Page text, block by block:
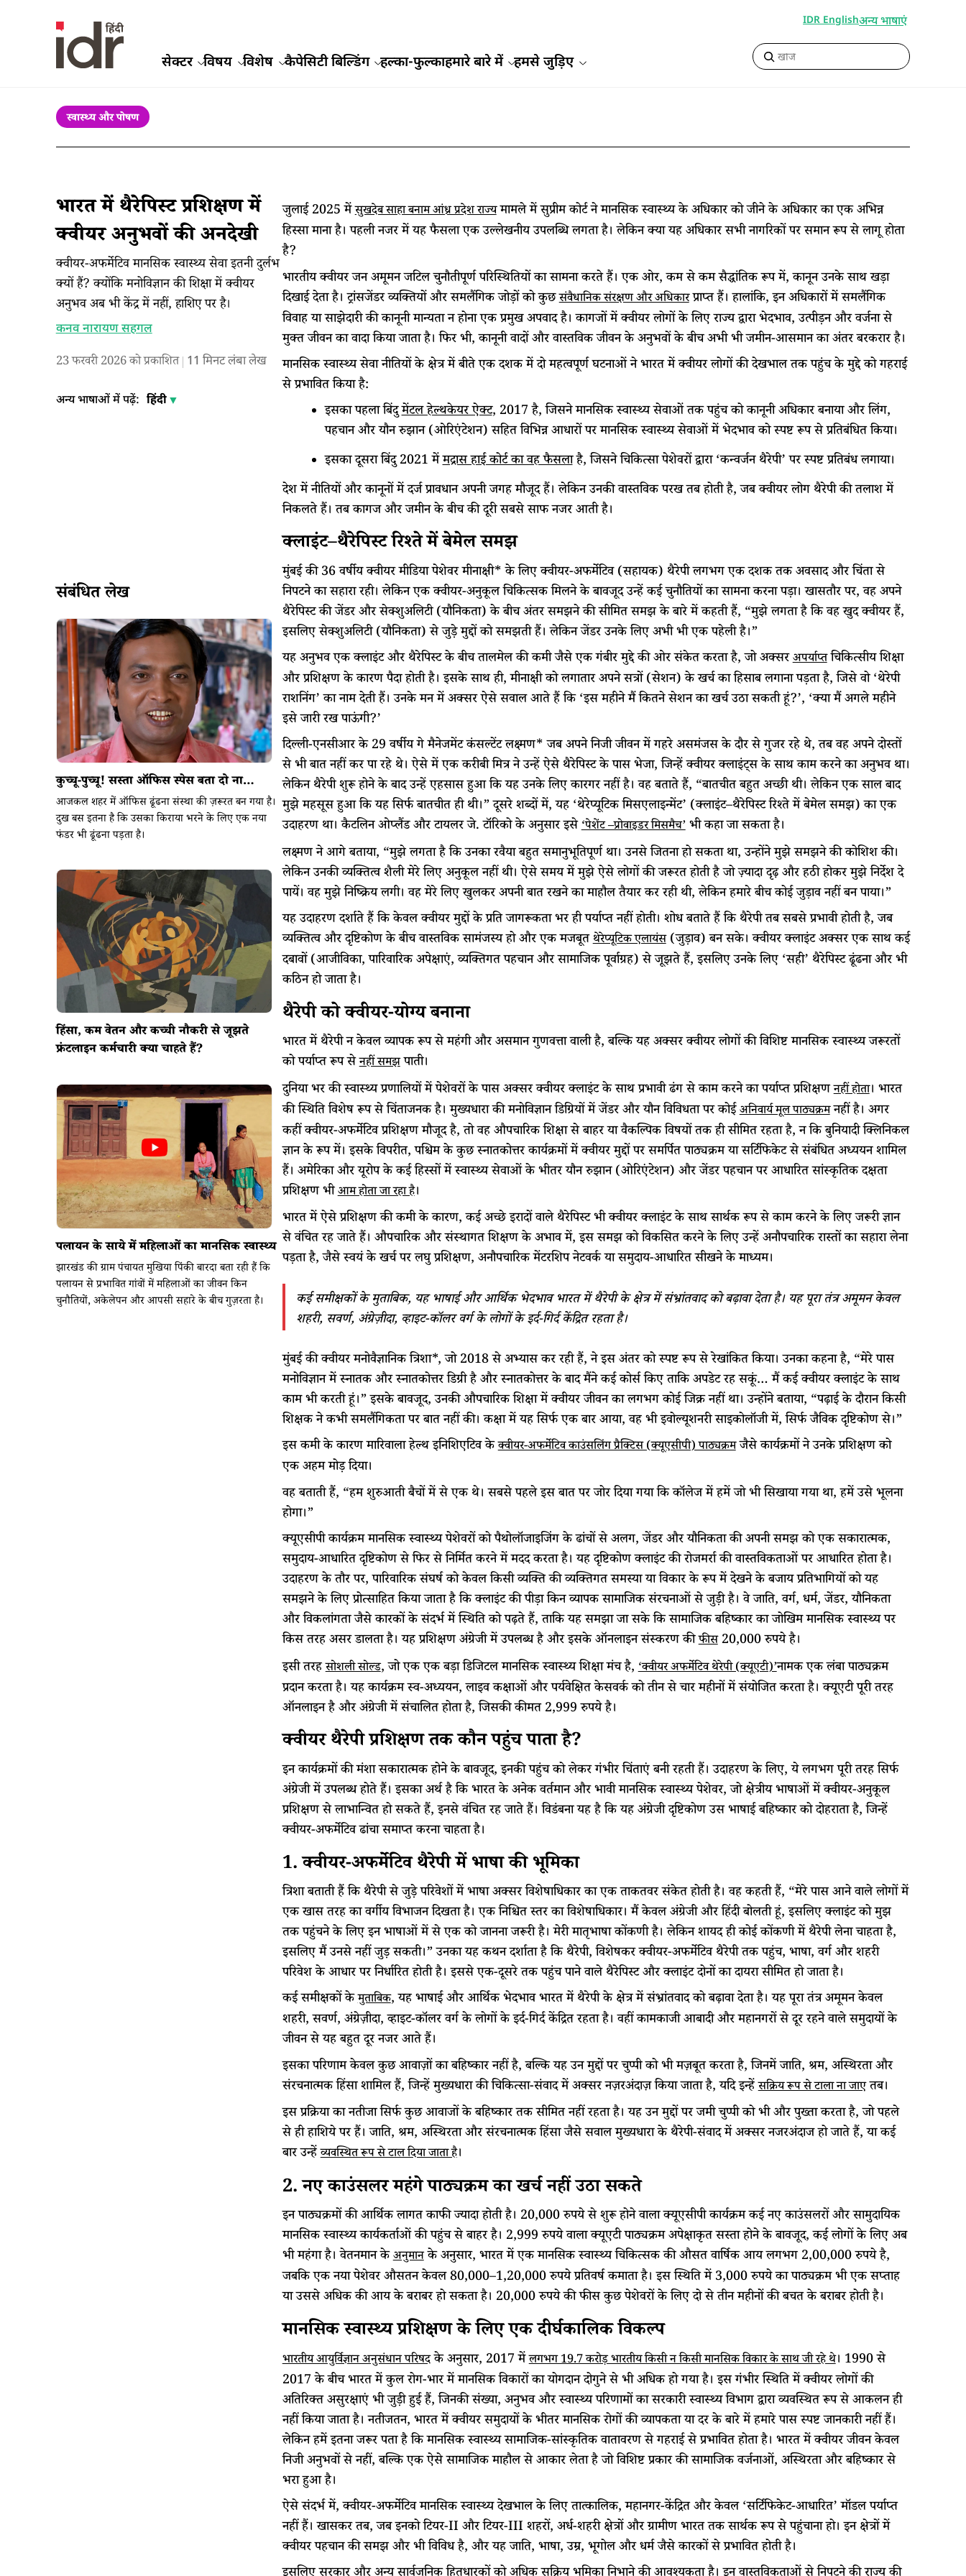
सेक्टर विषय विशेष कैपेसिटी बिल्डिंग हल्का-फुल्काहमारे बारे में हमसे जुड़िए
IDR Englishअन्य भाषाएं
स्वास्थ्य और पोषण
भारत में थैरेपिस्ट प्रशिक्षण में
क्वीयर अनुभवों की अनदेखी
क्वीयर-अफर्मेटिव मानसिक स्वास्थ्य सेवा इतनी दुर्लभ
क्यों हैं? क्योंकि मनोविज्ञान की शिक्षा में क्वीयर
अनुभव अब भी केंद्र में नहीं, हाशिए पर है।
कनव नारायण सहगल
23 फरवरी 2026 को प्रकाशित 11 मिनट लंबा लेख
अन्य भाषाओं में पढ़ें: हिंदी
संबंधित लेख
कुच्चू-पुच्चू! सस्ता ऑफिस स्पेस बता दो ना…
आजकल शहर में ऑफिस ढूंढना संस्था की ज़रूरत बन गया है।
दुख बस इतना है कि उसका किराया भरने के लिए एक नया
फंडर भी ढूंढना पड़ता है।
हिंसा, कम वेतन और कच्ची नौकरी से जूझते
फ्रंटलाइन कर्मचारी क्या चाहते हैं?
पलायन के साये में महिलाओं का मानसिक स्वास्थ्य
झारखंड की ग्राम पंचायत मुखिया पिंकी बारदा बता रही हैं कि
पलायन से प्रभावित गांवों में महिलाओं का जीवन किन
चुनौतियों, अकेलेपन और आपसी सहारे के बीच गुज़रता है।
जुलाई 2025 मेंसुखदेब साहा बनाम आंध्र प्रदेश राज्यमामले में सुप्रीम कोर्ट ने मानसिक स्वास्थ्य के अधिकार को जीने के अधिकार का एक अभिन्न
हिस्सा माना है। पहली नजर में यह फैसला एक उल्लेखनीय उपलब्धि लगता है। लेकिन क्या यह अधिकार सभी नागरिकों पर समान रूप से लागू होता
है?
भारतीय क्वीयर जन अमूमन जटिल चुनौतीपूर्ण परिस्थितियों का सामना करते हैं। एक ओर, कम से कम सैद्धांतिक रूप में, कानून उनके साथ खड़ा
दिखाई देता है। ट्रांसजेंडर व्यक्तियों और समलैंगिक जोड़ों को कुछसंवैधानिक संरक्षण और अधिकारप्राप्त हैं। हालांकि, इन अधिकारों में समलैंगिक
विवाह या साझेदारी की कानूनी मान्यता न होना एक प्रमुख अपवाद है। कागजों में क्वीयर लोगों के लिए राज्य द्वारा भेदभाव, उत्पीड़न और वर्जना से
मुक्त जीवन का वादा किया जाता है। फिर भी, कानूनी वादों और वास्तविक जीवन के अनुभवों के बीच अभी भी जमीन-आसमान का अंतर बरकरार है।
मानसिक स्वास्थ्य सेवा नीतियों के क्षेत्र में बीते एक दशक में दो महत्वपूर्ण घटनाओं ने भारत में क्वीयर लोगों की देखभाल तक पहुंच के मुद्दे को गहराई
से प्रभावित किया है:
इसका पहला बिंदुमेंटल हेल्थकेयर ऐक्ट, 2017 है, जिसने मानसिक स्वास्थ्य सेवाओं तक पहुंच को कानूनी अधिकार बनाया और लिंग,
पहचान और यौन रुझान (ओरिएंटेशन) सहित विभिन्न आधारों पर मानसिक स्वास्थ्य सेवाओं में भेदभाव को स्पष्ट रूप से प्रतिबंधित किया।
इसका दूसरा बिंदु 2021 मेंमद्रास हाई कोर्ट का वह फैसलाहै, जिसने चिकित्सा पेशेवरों द्वारा ‘कन्वर्जन थैरेपी’ पर स्पष्ट प्रतिबंध लगाया।
देश में नीतियों और कानूनों में दर्ज प्रावधान अपनी जगह मौजूद हैं। लेकिन उनकी वास्तविक परख तब होती है, जब क्वीयर लोग थैरेपी की तलाश में
निकलते हैं। तब कागज और जमीन के बीच की दूरी सबसे साफ नजर आती है।
क्लाइंट–थैरेपिस्ट रिश्ते में बेमेल समझ
मुंबई की 36 वर्षीय क्वीयर मीडिया पेशेवर मीनाक्षी* के लिए क्वीयर-अफर्मेटिव (सहायक) थैरेपी लगभग एक दशक तक अवसाद और चिंता से
निपटने का सहारा रही। लेकिन एक क्वीयर-अनुकूल चिकित्सक मिलने के बावजूद उन्हें कई चुनौतियों का सामना करना पड़ा। खासतौर पर, वह अपने
थैरेपिस्ट की जेंडर और सेक्शुअलिटी (यौनिकता) के बीच अंतर समझने की सीमित समझ के बारे में कहती हैं, “मुझे लगता है कि वह खुद क्वीयर हैं,
इसलिए सेक्शुअलिटी (यौनिकता) से जुड़े मुद्दों को समझती हैं। लेकिन जेंडर उनके लिए अभी भी एक पहेली है।”
यह अनुभव एक क्लाइंट और थैरेपिस्ट के बीच तालमेल की कमी जैसे एक गंबीर मुद्दे की ओर संकेत करता है, जो अक्सरअपर्याप्तचिकित्सीय शिक्षा
और प्रशिक्षण के कारण पैदा होती है। इसके साथ ही, मीनाक्षी को लगातार अपने सत्रों (सेशन) के खर्च का हिसाब लगाना पड़ता है, जिसे वो ‘थेरेपी
राशनिंग’ का नाम देती हैं। उनके मन में अक्सर ऐसे सवाल आते हैं कि ‘इस महीने मैं कितने सेशन का खर्च उठा सकती हूं?’, ‘क्या मैं अगले महीने
इसे जारी रख पाऊंगी?’
दिल्ली-एनसीआर के 29 वर्षीय गे मैनेजमेंट कंसल्टेंट लक्ष्मण* जब अपने निजी जीवन में गहरे असमंजस के दौर से गुजर रहे थे, तब वह अपने दोस्तों
से भी बात नहीं कर पा रहे थे। ऐसे में एक करीबी मित्र ने उन्हें ऐसे थैरेपिस्ट के पास भेजा, जिन्हें क्वीयर क्लाइंट्स के साथ काम करने का अनुभव था।
लेकिन थैरेपी शुरू होने के बाद उन्हें एहसास हुआ कि यह उनके लिए कारगर नहीं है। वह बताते हैं, “बातचीत बहुत अच्छी थी। लेकिन एक साल बाद
मुझे महसूस हुआ कि यह सिर्फ बातचीत ही थी।” दूसरे शब्दों में, यह ‘थेरेप्यूटिक मिसएलाइन्मेंट’ (क्लाइंट–थैरेपिस्ट रिश्ते में बेमेल समझ) का एक
उदाहरण था। कैटलिन ओप्लैंड और टायलर जे. टॉरिको के अनुसार इसे‘पेशेंट –प्रोवाइडर मिसमैच’भी कहा जा सकता है।
लक्ष्मण ने आगे बताया, “मुझे लगता है कि उनका रवैया बहुत समानुभूतिपूर्ण था। उनसे जितना हो सकता था, उन्होंने मुझे समझने की कोशिश की।
लेकिन उनकी व्यक्तित्व शैली मेरे लिए अनुकूल नहीं थी। ऐसे समय में मुझे ऐसे लोगों की जरूरत होती है जो ज़्यादा दृढ़ और हठी होकर मुझे निर्देश दे
पायें। वह मुझे निष्क्रिय लगी। वह मेरे लिए खुलकर अपनी बात रखने का माहौल तैयार कर रही थी, लेकिन हमारे बीच कोई जुड़ाव नहीं बन पाया।”
यह उदाहरण दर्शाते हैं कि केवल क्वीयर मुद्दों के प्रति जागरूकता भर ही पर्याप्त नहीं होती। शोध बताते हैं कि थैरेपी तब सबसे प्रभावी होती है, जब
व्यक्तित्व और दृष्टिकोण के बीच वास्तविक सामंजस्य हो और एक मजबूतथेरेप्यूटिक एलायंस(जुड़ाव) बन सके। क्वीयर क्लाइंट अक्सर एक साथ कई
दबावों (आजीविका, पारिवारिक अपेक्षाएं, व्यक्तिगत पहचान और सामाजिक पूर्वाग्रह) से जूझते हैं, इसलिए उनके लिए ‘सही’ थैरेपिस्ट ढूंढना और भी
कठिन हो जाता है।
थैरेपी को क्वीयर-योग्य बनाना
भारत में थैरेपी न केवल व्यापक रूप से महंगी और असमान गुणवत्ता वाली है, बल्कि यह अक्सर क्वीयर लोगों की विशिष्ट मानसिक स्वास्थ्य जरूरतों
को पर्याप्त रूप सेनहीं समझपाती।
दुनिया भर की स्वास्थ्य प्रणालियों में पेशेवरों के पास अक्सर क्वीयर क्लाइंट के साथ प्रभावी ढंग से काम करने का पर्याप्त प्रशिक्षणनहीं होता। भारत
की स्थिति विशेष रूप से चिंताजनक है। मुख्यधारा की मनोविज्ञान डिग्रियों में जेंडर और यौन विविधता पर कोईअनिवार्य मूल पाठ्यक्रमनहीं है। अगर
कहीं क्वीयर-अफर्मेटिव प्रशिक्षण मौजूद है, तो वह औपचारिक शिक्षा से बाहर या वैकल्पिक विषयों तक ही सीमित रहता है, न कि बुनियादी क्लिनिकल
ज्ञान के रूप में। इसके विपरीत, पश्चिम के कुछ स्नातकोत्तर कार्यक्रमों में क्वीयर मुद्दों पर समर्पित पाठ्यक्रम या सर्टिफिकेट से संबंधित अध्ययन शामिल
हैं। अमेरिका और यूरोप के कई हिस्सों में स्वास्थ्य सेवाओं के भीतर यौन रुझान (ओरिएंटेशन) और जेंडर पहचान पर आधारित सांस्कृतिक दक्षता
प्रशिक्षण भीआम होता जा रहा है।
भारत में ऐसे प्रशिक्षण की कमी के कारण, कई अच्छे इरादों वाले थैरेपिस्ट भी क्वीयर क्लाइंट के साथ सार्थक रूप से काम करने के लिए जरूरी ज्ञान
से वंचित रह जाते हैं। औपचारिक और संस्थागत शिक्षण के अभाव में, इस समझ को विकसित करने के लिए उन्हें अनौपचारिक रास्तों का सहारा लेना
पड़ता है, जैसे स्वयं के खर्च पर लघु प्रशिक्षण, अनौपचारिक मेंटरशिप नेटवर्क या समुदाय-आधारित सीखने के माध्यम।
कई समीक्षकों के मुताबिक, यह भाषाई और आर्थिक भेदभाव भारत में थैरेपी के क्षेत्र में संभ्रांतवाद को बढ़ावा देता है। यह पूरा तंत्र अमूमन केवल
शहरी, सवर्ण, अंग्रेज़ीदा, व्हाइट-कॉलर वर्ग के लोगों के इर्द-गिर्द केंद्रित रहता है।
मुंबई की क्वीयर मनोवैज्ञानिक त्रिशा*, जो 2018 से अभ्यास कर रही हैं, ने इस अंतर को स्पष्ट रूप से रेखांकित किया। उनका कहना है, “मेरे पास
मनोविज्ञान में स्नातक और स्नातकोत्तर डिग्री है और स्नातकोत्तर के बाद मैंने कई कोर्स किए ताकि अपडेट रह सकूं… मैं कई क्वीयर क्लाइंट के साथ
काम भी करती हूं।” इसके बावजूद, उनकी औपचारिक शिक्षा में क्वीयर जीवन का लगभग कोई जिक्र नहीं था। उन्होंने बताया, “पढ़ाई के दौरान किसी
शिक्षक ने कभी समलैंगिकता पर बात नहीं की। कक्षा में यह सिर्फ एक बार आया, वह भी इवोल्यूशनरी साइकोलॉजी में, सिर्फ जैविक दृष्टिकोण से।”
इस कमी के कारण मारिवाला हेल्थ इनिशिएटिव केक्वीयर-अफर्मेटिव काउंसलिंग प्रैक्टिस (क्यूएसीपी) पाठ्यक्रमजैसे कार्यक्रमों ने उनके प्रशिक्षण को
एक अहम मोड़ दिया।
वह बताती हैं, “हम शुरुआती बैचों में से एक थे। सबसे पहले इस बात पर जोर दिया गया कि कॉलेज में हमें जो भी सिखाया गया था, हमें उसे भूलना
होगा।”
क्यूएसीपी कार्यक्रम मानसिक स्वास्थ्य पेशेवरों को पैथोलॉजाइजिंग के ढांचों से अलग, जेंडर और यौनिकता की अपनी समझ को एक सकारात्मक,
समुदाय-आधारित दृष्टिकोण से फिर से निर्मित करने में मदद करता है। यह दृष्टिकोण क्लाइंट की रोजमर्रा की वास्तविकताओं पर आधारित होता है।
उदाहरण के तौर पर, पारिवारिक संघर्ष को केवल किसी व्यक्ति की व्यक्तिगत समस्या या विकार के रूप में देखने के बजाय प्रतिभागियों को यह
समझने के लिए प्रोत्साहित किया जाता है कि क्लाइंट की पीड़ा किन व्यापक सामाजिक संरचनाओं से जुड़ी है। वे जाति, वर्ग, धर्म, जेंडर, यौनिकता
और विकलांगता जैसे कारकों के संदर्भ में स्थिति को पढ़ते हैं, ताकि यह समझा जा सके कि सामाजिक बहिष्कार का जोखिम मानसिक स्वास्थ्य पर
किस तरह असर डालता है। यह प्रशिक्षण अंग्रेजी में उपलब्ध है और इसके ऑनलाइन संस्करण कीफीस20,000 रुपये है।
इसी तरहसोशली सोल्ड, जो एक एक बड़ा डिजिटल मानसिक स्वास्थ्य शिक्षा मंच है,‘क्वीयर अफर्मेटिव थेरेपी (क्यूएटी)’नामक एक लंबा पाठ्यक्रम
प्रदान करता है। यह कार्यक्रम स्व-अध्ययन, लाइव कक्षाओं और पर्यवेक्षित केसवर्क को तीन से चार महीनों में संयोजित करता है। क्यूएटी पूरी तरह
ऑनलाइन है और अंग्रेजी में संचालित होता है, जिसकी कीमत 2,999 रुपये है।
क्वीयर थैरेपी प्रशिक्षण तक कौन पहुंच पाता है?
इन कार्यक्रमों की मंशा सकारात्मक होने के बावजूद, इनकी पहुंच को लेकर गंभीर चिंताएं बनी रहती हैं। उदाहरण के लिए, ये लगभग पूरी तरह सिर्फ
अंग्रेजी में उपलब्ध होते हैं। इसका अर्थ है कि भारत के अनेक वर्तमान और भावी मानसिक स्वास्थ्य पेशेवर, जो क्षेत्रीय भाषाओं में क्वीयर-अनुकूल
प्रशिक्षण से लाभान्वित हो सकते हैं, इनसे वंचित रह जाते हैं। विडंबना यह है कि यह अंग्रेजी दृष्टिकोण उस भाषाई बहिष्कार को दोहराता है, जिन्हें
क्वीयर-अफर्मेटिव ढांचा समाप्त करना चाहता है।
1. क्वीयर-अफर्मेटिव थैरेपी में भाषा की भूमिका
त्रिशा बताती हैं कि थैरेपी से जुड़े परिवेशों में भाषा अक्सर विशेषाधिकार का एक ताकतवर संकेत होती है। वह कहती हैं, “मेरे पास आने वाले लोगों में
एक खास तरह का वर्गीय विभाजन दिखता है। एक निश्चित स्तर का विशेषाधिकार। मैं केवल अंग्रेजी और हिंदी बोलती हूं, इसलिए क्लाइंट को मुझ
तक पहुंचने के लिए इन भाषाओं में से एक को जानना जरूरी है। मेरी मातृभाषा कोंकणी है। लेकिन शायद ही कोई कोंकणी में थैरेपी लेना चाहता है,
इसलिए मैं उनसे नहीं जुड़ सकती।” उनका यह कथन दर्शाता है कि थैरेपी, विशेषकर क्वीयर-अफर्मेटिव थैरेपी तक पहुंच, भाषा, वर्ग और शहरी
परिवेश के आधार पर निर्धारित होती है। इससे एक-दूसरे तक पहुंच पाने वाले थैरेपिस्ट और क्लाइंट दोनों का दायरा सीमित हो जाता है।
कई समीक्षकों केमुताबिक, यह भाषाई और आर्थिक भेदभाव भारत में थैरेपी के क्षेत्र में संभ्रांतवाद को बढ़ावा देता है। यह पूरा तंत्र अमूमन केवल
शहरी, सवर्ण, अंग्रेज़ीदा, व्हाइट-कॉलर वर्ग के लोगों के इर्द-गिर्द केंद्रित रहता है। वहीं कामकाजी आबादी और महानगरों से दूर रहने वाले समुदायों के
जीवन से यह बहुत दूर नजर आते हैं।
इसका परिणाम केवल कुछ आवाज़ों का बहिष्कार नहीं है, बल्कि यह उन मुद्दों पर चुप्पी को भी मज़बूत करता है, जिनमें जाति, श्रम, अस्थिरता और
संरचनात्मक हिंसा शामिल हैं, जिन्हें मुख्यधारा की चिकित्सा-संवाद में अक्सर नज़रअंदाज़ किया जाता है, यदि इन्हेंसक्रिय रूप से टाला ना जाएतब।
इस प्रक्रिया का नतीजा सिर्फ कुछ आवाजों के बहिष्कार तक सीमित नहीं रहता है। यह उन मुद्दों पर जमी चुप्पी को भी और पुख्ता करता है, जो पहले
से ही हाशिये पर हैं। जाति, श्रम, अस्थिरता और संरचनात्मक हिंसा जैसे सवाल मुख्यधारा के थैरेपी-संवाद में अक्सर नजरअंदाज हो जाते हैं, या कई
बार उन्हेंव्यवस्थित रूप से टाल दिया जाता है।
2. नए काउंसलर महंगे पाठ्यक्रम का खर्च नहीं उठा सकते
इन पाठ्यक्रमों की आर्थिक लागत काफी ज्यादा होती है। 20,000 रुपये से शुरू होने वाला क्यूएसीपी कार्यक्रम कई नए काउंसलरों और सामुदायिक
मानसिक स्वास्थ्य कार्यकर्ताओं की पहुंच से बाहर है। 2,999 रुपये वाला क्यूएटी पाठ्यक्रम अपेक्षाकृत सस्ता होने के बावजूद, कई लोगों के लिए अब
भी महंगा है। वेतनमान केअनुमानके अनुसार, भारत में एक मानसिक स्वास्थ्य चिकित्सक की औसत वार्षिक आय लगभग 2,00,000 रुपये है,
जबकि एक नया पेशेवर औसतन केवल 80,000–1,20,000 रुपये प्रतिवर्ष कमाता है। इस स्थिति में 3,000 रुपये का पाठ्यक्रम भी एक सप्ताह
या उससे अधिक की आय के बराबर हो सकता है। 20,000 रुपये की फीस कुछ पेशेवरों के लिए दो से तीन महीनों की बचत के बराबर होती है।
मानसिक स्वास्थ्य प्रशिक्षण के लिए एक दीर्घकालिक विकल्प
भारतीय आयुर्विज्ञान अनुसंधान परिषदके अनुसार, 2017 मेंलगभग 19.7 करोड़ भारतीय किसी न किसी मानसिक विकार के साथ जी रहे थे। 1990 से
2017 के बीच भारत में कुल रोग-भार में मानसिक विकारों का योगदान दोगुने से भी अधिक हो गया है। इस गंभीर स्थिति में क्वीयर लोगों की
अतिरिक्त असुरक्षाएं भी जुड़ी हुई हैं, जिनकी संख्या, अनुभव और स्वास्थ्य परिणामों का सरकारी स्वास्थ्य विभाग द्वारा व्यवस्थित रूप से आकलन ही
नहीं किया जाता है। नतीजतन, भारत में क्वीयर समुदायों के भीतर मानसिक रोगों की व्यापकता या दर के बारे में हमारे पास स्पष्ट जानकारी नहीं हैं।
लेकिन हमें इतना जरूर पता है कि मानसिक स्वास्थ्य सामाजिक-सांस्कृतिक वातावरण से गहराई से प्रभावित होता है। भारत में क्वीयर जीवन केवल
निजी अनुभवों से नहीं, बल्कि एक ऐसे सामाजिक माहौल से आकार लेता है जो विशिष्ट प्रकार की सामाजिक वर्जनाओं, अस्थिरता और बहिष्कार से
भरा हुआ है।
ऐसे संदर्भ में, क्वीयर-अफर्मेटिव मानसिक स्वास्थ्य देखभाल के लिए तात्कालिक, महानगर-केंद्रित और केवल ‘सर्टिफिकेट-आधारित’ मॉडल पर्याप्त
नहीं हैं। खासकर तब, जब इनको टियर-II और टियर-III शहरों, अर्ध-शहरी क्षेत्रों और ग्रामीण भारत तक सार्थक रूप से पहुंचाना हो। इन क्षेत्रों में
क्वीयर पहचान की समझ और भी विविध है, और यह जाति, भाषा, उम्र, भूगोल और धर्म जैसे कारकों से प्रभावित होती है।